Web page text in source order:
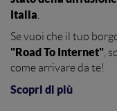
Italia
Se vuoi che il tuo
"Road To Internet" ,
come arrivare da te!
Scopri di più